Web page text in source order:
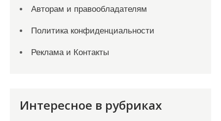
Авторам и правообладателям
Политика конфиденциальности
Реклама и Контакты
Интересное в рубриках